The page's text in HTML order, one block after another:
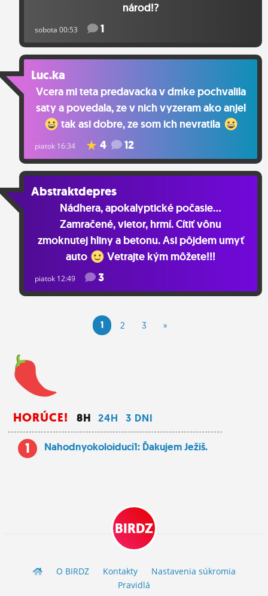
národ!?
sobota 00:53 1
Luc.ka
Vcera mi teta predavacka v dmke pochvalila
saty a povedala, ze v nich vyzeram ako anjel
tak asi dobre, ze som ich nevratila
piatok 16:34 4 12
Abstraktdepres
Nádhera, apokalyptické počasie...
Zamračené, vietor, hrmí. Cítiť vônu
zmoknutej hliny a betonu. Asi pôjdem umyť
auto
Vetrajte kým môžete!!!
piatok 12:49 3
1 2 3 »
HORÚCE! 8H 24H 3 DNI
1 Nahodnyokoloiduci1: Ďakujem Ježiš.
BIRDZ
O BIRDZ Kontakty
Nastavenia súkromia
Pravidlá